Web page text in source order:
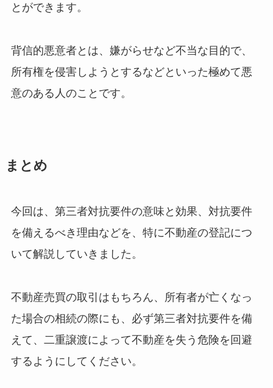
とができます。
背信的悪意者とは、嫌がらせなど不当な目的で、
所有権を侵害しようとするなどといった極めて悪
意のある人のことです。
まとめ
今回は、第三者対抗要件の意味と効果、対抗要件
を備えるべき理由などを、特に不動産の登記につ
いて解説していきました。
不動産売買の取引はもちろん、所有者が亡くなっ
た場合の相続の際にも、必ず第三者対抗要件を備
えて、二重譲渡によって不動産を失う危険を回避
するようにしてください。